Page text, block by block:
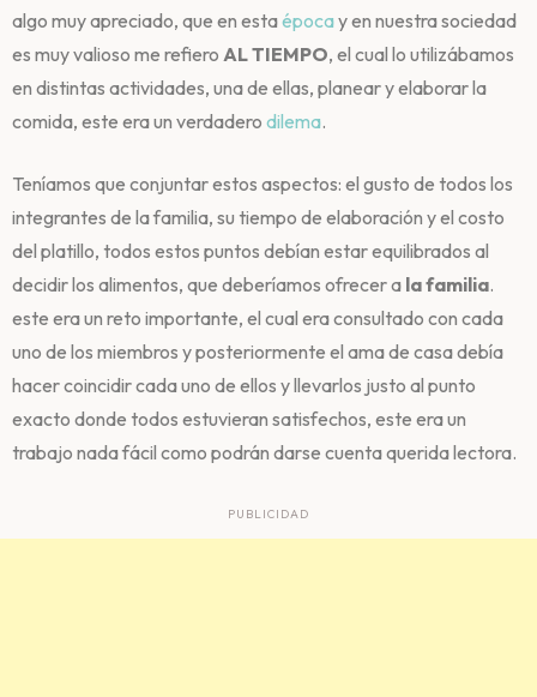
algo muy apreciado, que en estaépocay en nuestra sociedad
es muy valioso me refiero AL TIEMPO, el cual lo utilizábamos
en distintas actividades, una de ellas, planear y elaborar la
comida, este era un verdadero dilema.
Teníamos que conjuntar estos aspectos: el gusto de todos los
integrantes de la familia, su tiempo de elaboración y el costo
del platillo, todos estos puntos debían estar equilibrados al
decidir los alimentos, que deberíamos ofrecer a la familia.
este era un reto importante, el cual era consultado con cada
uno de los miembros y posteriormente el ama de casa debía
hacer coincidir cada uno de ellos y llevarlos justo al punto
exacto donde todos estuvieran satisfechos, este era un
trabajo nada fácil como podrán darse cuenta querida lectora.
PUBLICIDAD